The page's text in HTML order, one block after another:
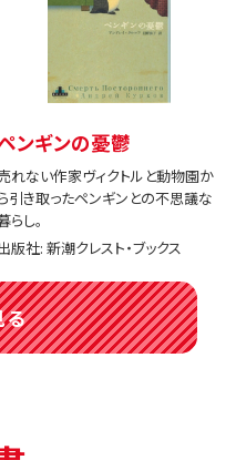
ンギンの憂鬱
れない作家ヴィクトルと動物園か
引き取ったペンギンとの不思議な
らし。
版社: 新潮クレスト・ブックス
る